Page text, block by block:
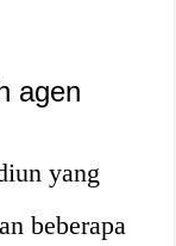
agen
yang
beberapa